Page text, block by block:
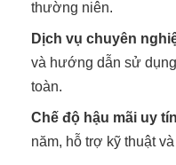
thường niên.
Dịch vụ chuyên
và hướng dẫn sử
toàn.
Chế độ hậu mãi uy
năm, hỗ trợ kỹ thuật